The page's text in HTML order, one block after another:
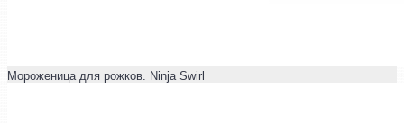
Мороженица для рожков. Ninja Swirl